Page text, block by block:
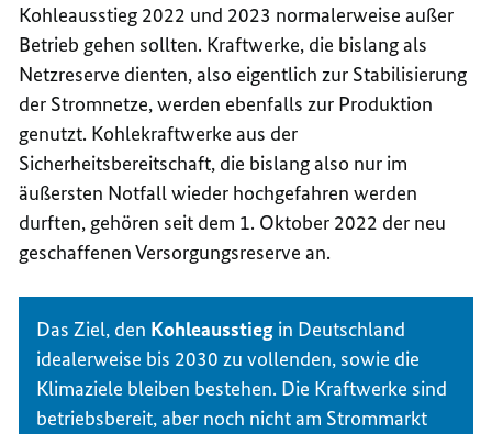
Kohleausstieg 2022 und 2023 normalerweise außer
Betrieb gehen sollten. Kraftwerke, die bislang als
Netzreserve dienten, also eigentlich zur Stabilisierung
der Stromnetze, werden ebenfalls zur Produktion
genutzt. Kohlekraftwerke aus der
Sicherheitsbereitschaft, die bislang also nur im
äußersten Notfall wieder hochgefahren werden
durften, gehören seit dem 1. Oktober 2022 der neu
geschaffenen Versorgungsreserve an.
Das Ziel, den Kohleausstieg in Deutschland
idealerweise bis 2030 zu vollenden, sowie die
Klimaziele bleiben bestehen. Die Kraftwerke sind
betriebsbereit, aber noch nicht am Strommarkt